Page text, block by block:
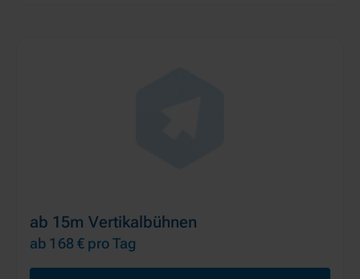
ab 15m Vertikalbühnen
ab 168 € pro Tag